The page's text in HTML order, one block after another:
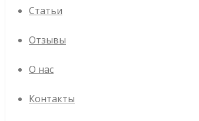
Статьи
Отзывы
О нас
Контакты